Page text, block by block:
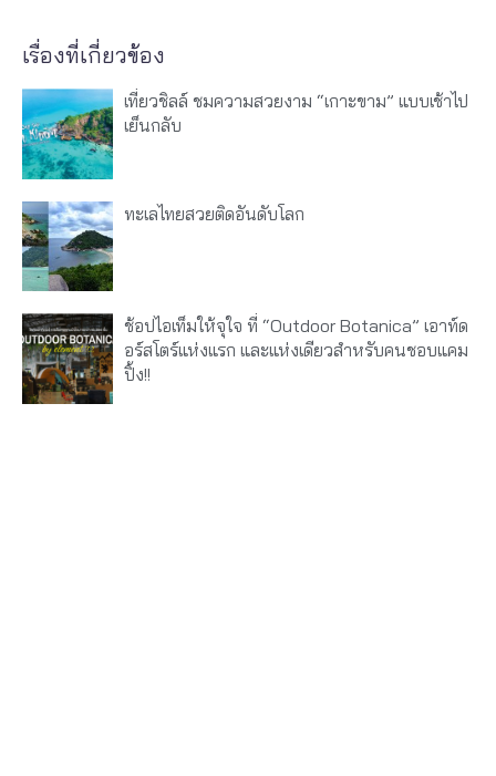
เรื่องที่เกี่ยวข้อง
เที่ยวชิลล์ ชมความสวยงาม “เกาะขาม” แบบเช้าไป
เย็นกลับ
ทะเลไทยสวยติดอันดับโลก
ช้อปไอเท็มให้จุใจ ที่ “Outdoor Botanica” เอาท์ด
อร์สโตร์แห่งแรก และแห่งเดียวสำหรับคนชอบแคม
ปิ้ง!!